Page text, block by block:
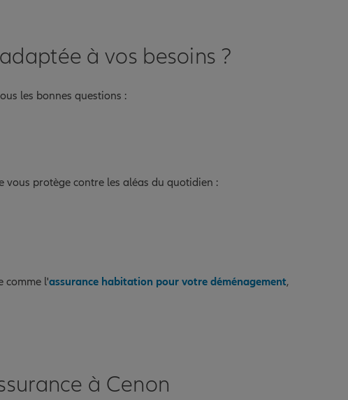
à vos besoins ?
les bonnes questions :
vous protège contre les aléas du quotidien :
comme l'assurance habitation pour votre déménagement,
à Cenon